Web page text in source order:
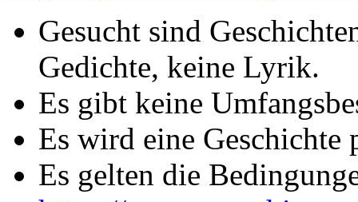
Gesucht sind
Gedichte, keine Lyrik.
Es gibt keine
Es wird eine
Es gelten die